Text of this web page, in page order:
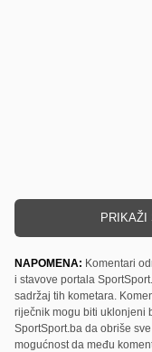
PRIKAŽI
NAPOMENA: Komentari
i stavove portala
sadržaj tih kometara.
riječnik mogu biti uklonjeni
SportSport.ba da obriše
mogućnost da među